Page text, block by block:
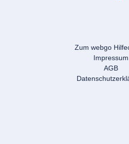
Zum webgo
Impressum
AGB